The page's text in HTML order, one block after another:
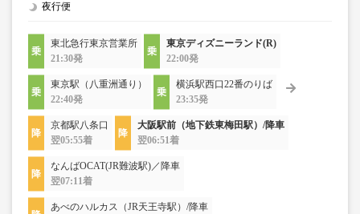
夜行便
東北急行東京営業所
21:30発
東京ディズニーランド(R)
22:00発
東京駅（八重洲通り）
22:40発
横浜駅西口22番のりば
23:35発
京都駅八条口
翌05:55着
大阪駅前（地下鉄東梅田駅）/降車
翌06:51着
なんばOCAT(JR難波駅)／降車
翌07:11着
あべのハルカス（JR天王寺駅）/降車